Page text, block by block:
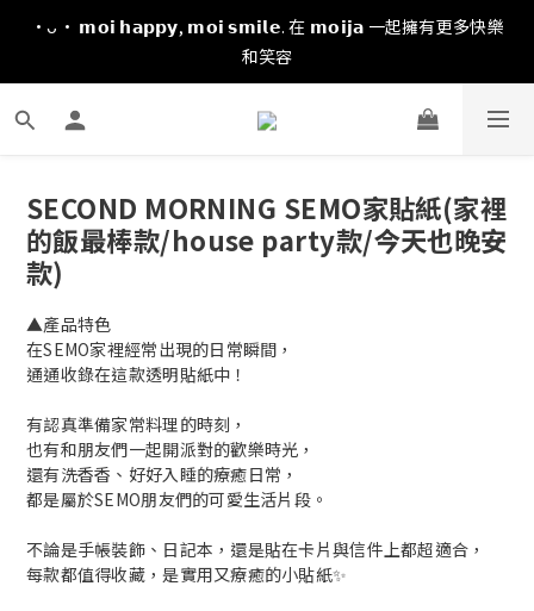
·ᴗ· 𝗺𝗼𝗶 𝗵𝗮𝗽𝗽𝘆, 𝗺𝗼𝗶 𝘀𝗺𝗶𝗹𝗲. 在 𝗺𝗼𝗶𝗷𝗮 一起擁有更多快樂
和笑容
SECOND MORNING SEMO家貼紙(家裡
的飯最棒款/house party款/今天也晚安
款)
▲產品特色
在SEMO家裡經常出現的日常瞬間，
通通收錄在這款透明貼紙中！
有認真準備家常料理的時刻，
也有和朋友們一起開派對的歡樂時光，
還有洗香香、好好入睡的療癒日常，
都是屬於SEMO朋友們的可愛生活片段。
不論是手帳裝飾、日記本，還是貼在卡片與信件上都超適合，
每款都值得收藏，是實用又療癒的小貼紙✨